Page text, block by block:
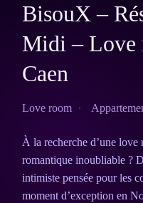
BisouX –
Midi – Love
Caen
Love room
À la recherche d’une love
romantique inoubliable ?
intimiste pensée pour les
moment d’exception en